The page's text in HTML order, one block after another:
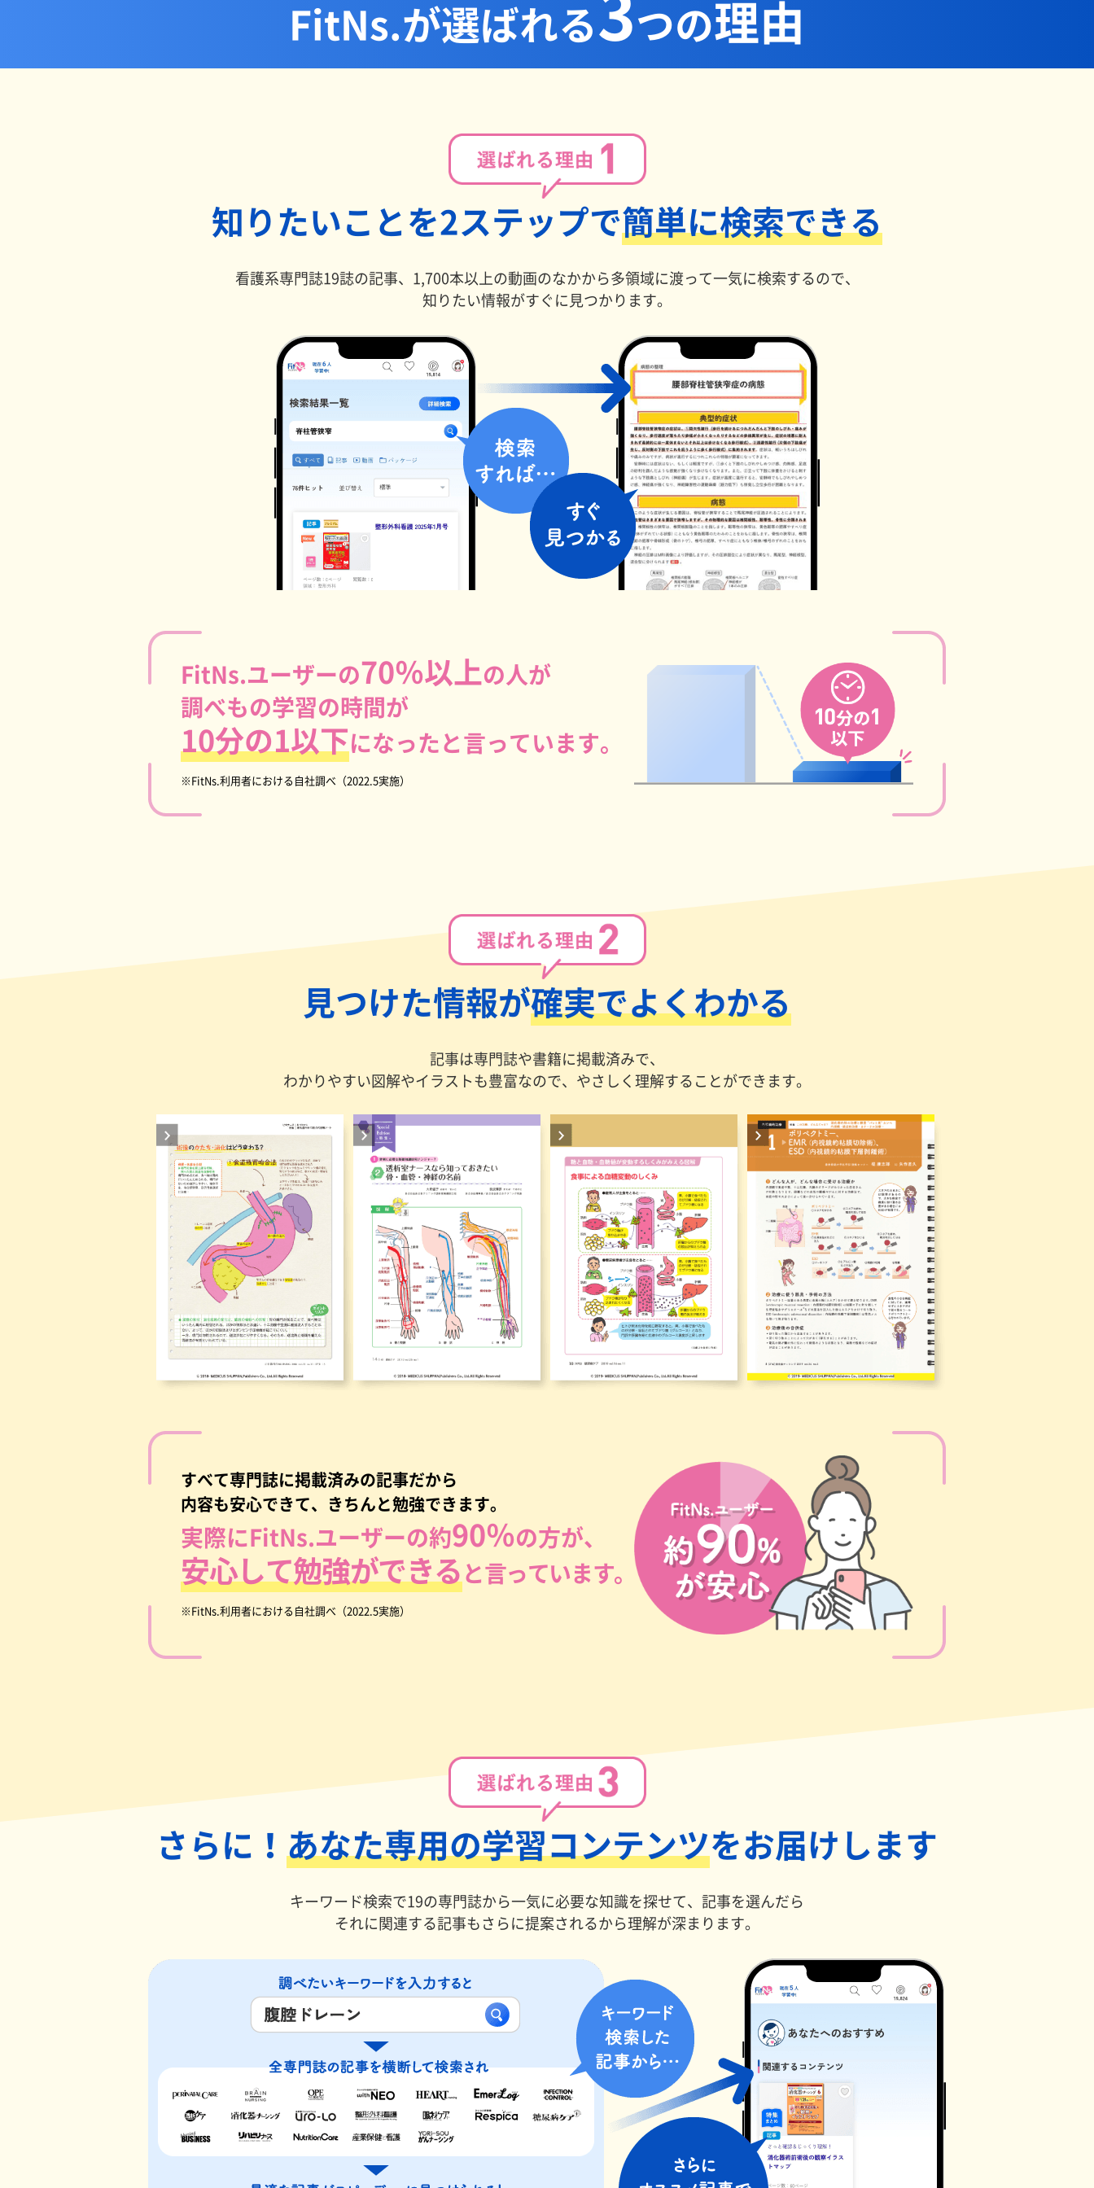
FitNs.が選ばれる つの理由
知りたいことを2ステップで簡単に検索できる
看護系専門誌19誌の記事、1,700本以上の動画のなかから多領域に渡って一気に検索するので、
知りたい情報がすぐに見つかります。
FitNs.ユーザーの70％以上の人が
調べもの学習の時間が
10分の1以下になったと言っています。
※FitNs.利用者における自社調べ（2022.5実施）
見つけた情報が確実でよくわかる
記事は専門誌や書籍に掲載済みで、
わかりやすい図解やイラストも豊富なので、やさしく理解することができます。
すべて専門誌に掲載済みの記事だから
内容も安心できて、きちんと勉強できます。
実際にFitNs.ユーザーの約90％の方が、
安心して勉強ができると言っています。
※FitNs.利用者における自社調べ（2022.5実施）
さらに！ あなた専用の学習コンテンツをお届けします
キーワード検索で19の専門誌から一気に必要な知識を探せて、記事を選んだら
それに関連する記事もさらに提案されるから理解が深まります。